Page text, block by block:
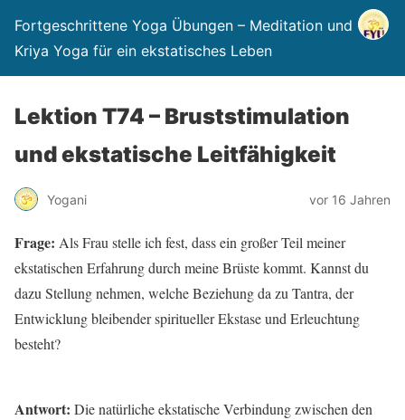
Fortgeschrittene Yoga Übungen – Meditation und
Kriya Yoga für ein ekstatisches Leben
Lektion T74 – Bruststimulation
und ekstatische Leitfähigkeit
Yogani vor 16 Jahren
Frage: Als Frau stelle ich fest, dass ein großer Teil meiner
ekstatischen Erfahrung durch meine Brüste kommt. Kannst du
dazu Stellung nehmen, welche Beziehung da zu Tantra, der
Entwicklung bleibender spiritueller Ekstase und Erleuchtung
besteht?
Antwort: Die natürliche ekstatische Verbindung zwischen den